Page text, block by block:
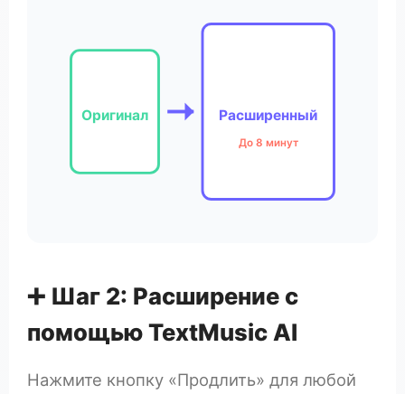
Оригинал Расширенный
До 8 минут
➕ Шаг 2: Расширение с
помощью TextMusic AI
Нажмите кнопку «Продлить» для любой